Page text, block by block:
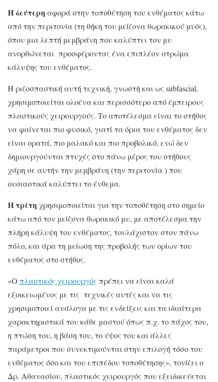
Η δεύτερη αφορά στην τοποθέτηση του ενθέματος κάτω
από την περιτονία (τη θήκη του μείζονα θωρακικού μυός),
όπου μια λεπτή μεμβράνη που καλύπτει τον μυ
ανορθώνεται προσφέροντας ένα επιπλέον στρώμα
κάλυψης του ενθέματος.
Η ριζοσπαστική αυτή τεχνική, γνωστή και ως subfascial,
χρησιμοποιείται ολοένα και περισσότερο από έμπειρους
πλαστικούς χειρουργούς. Το αποτέλεσμα είναι το στήθος
να φαίνεται πιο φυσικό, γιατί τα όρια του ενθέματος δεν
είναι ορατά, πιο μαλακό και πιο προβολικό, ενώ δεν
δημιουργούνται πτυχές στο πάνω μέρος του στήθους
χάρη σε αυτήν την μεμβράνη (την περιτονία ) που
ουσιαστικά καλύπτει το ένθεμα.
Η τρίτη χρησιμοποιείται για την τοποθέτηση στο σημείο
κάτω από τον μείζονα θωρακικό μυ, με αποτέλεσμα την
πλήρη κάλυψη του ενθέματος, τουλάχιστον στον πάνω
πόλο, και άρα τη μείωση της προβολής των ορίων του
ενθέματος στο στήθος.
«Ο πλαστικός χειρουργός πρέπει να είναι καλά
εξοικειωμένος με τις τεχνικές αυτές και να τις
χρησιμοποιεί ανάλογα με τις ενδείξεις και τα ιδιαίτερα
χαρακτηριστικά του κάθε μαστού όπως π.χ. το πάχος του,
η πτώση του, η βάση του, το ύψος του και άλλες
παράμετροι που συνεκτιμούνται στην επιλογή τόσο του
ενθέματος όσο και του επιπέδου τοποθέτησης», τονίζει ο
Δρ. Αθανασίου, πλαστικός χειρουργός που εξειδικεύεται